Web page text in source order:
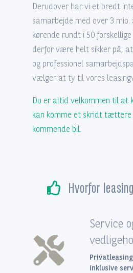
Derudover har vi et bredt
samarbejde med over 3
kørende rundt i 50
derfor være helt sikker på,
og professionel
vælger at ty til vores
Du er altid velkommen til at
kan komme et skridt tættere
kommende bil.
Hvorfor
Service
inklusive